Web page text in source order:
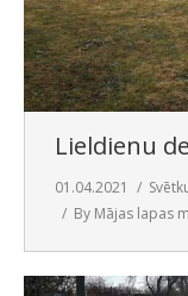
Lieldienu
01.04.2021
By Mājas lapas